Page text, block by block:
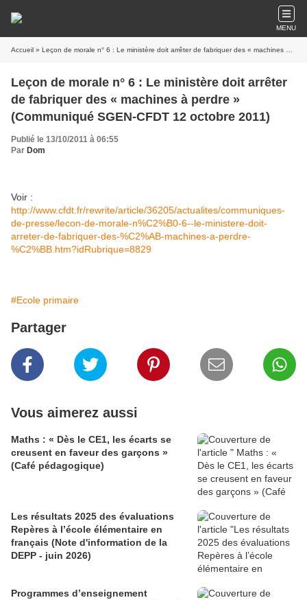
MENU
Accueil » Leçon de morale n° 6 : Le ministère doit arrêter de fabriquer des « machines à perdre » (Communiqué SGEN-CFDT 12 octobre 2011)
Leçon de morale n° 6 : Le ministère doit arrêter
de fabriquer des « machines à perdre »
(Communiqué SGEN-CFDT 12 octobre 2011)
Publié le 13/10/2011 à 06:55
Par Dom
Voir :
http://www.cfdt.fr/rewrite/article/36205/actualites/communiques-
de-presse/lecon-de-morale-n%C2%B0-6--le-ministere-doit-
arreter-de-fabriquer-des-%C2%AB-machines-a-perdre-
%C2%BB.htm?idRubrique=8829
#Ecole primaire
Partager
Vous aimerez aussi
Maths : « Dès le CE1, les écarts se
creusent en faveur des garçons »
(Café pédagogique)
Les résultats 2025 des évaluations
Repères à l’école élémentaire en
français (Note d'information de la
DEPP - juin 2026)
Programmes d’enseignement